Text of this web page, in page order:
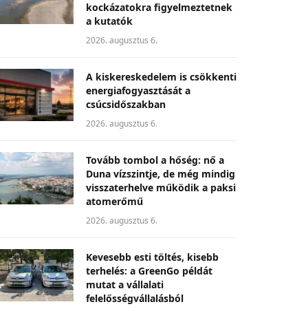
kockázatokra figyelmeztetnek
a kutatók
2026. augusztus 6.
A kiskereskedelem is csökkenti
energiafogyasztását a
csúcsidőszakban
2026. augusztus 6.
Tovább tombol a hőség: nő a
Duna vízszintje, de még mindig
visszaterhelve működik a paksi
atomerőmű
2026. augusztus 6.
Kevesebb esti töltés, kisebb
terhelés: a GreenGo példát
mutat a vállalati
felelősségvállalásból